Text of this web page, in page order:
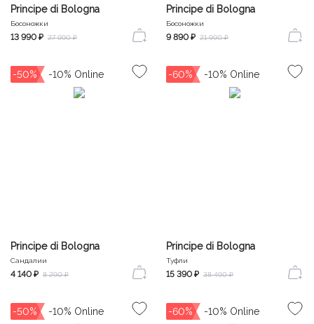
Principe di Bologna
Босоножки
13 990 ₽ 27 990 ₽
Principe di Bologna
Босоножки
9 890 ₽ 21 990 ₽
-50%
Principe di Bologna
Сандалии
4 140 ₽ 8 290 ₽
-60%
Principe di Bologna
Туфли
15 390 ₽ 38 490 ₽
-50% -60%